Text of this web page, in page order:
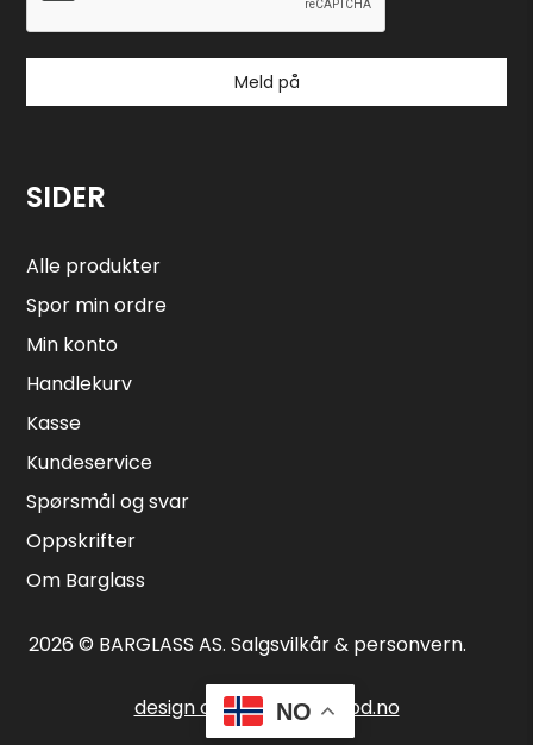
Meld på
SIDER
Alle produkter
Spor min ordre
Min konto
Handlekurv
Kasse
Kundeservice
Spørsmål og svar
Oppskrifter
Om Barglass
2026 © BARGLASS AS. Salgsvilkår & personvern.
design og utvikling | bwod.no
NO